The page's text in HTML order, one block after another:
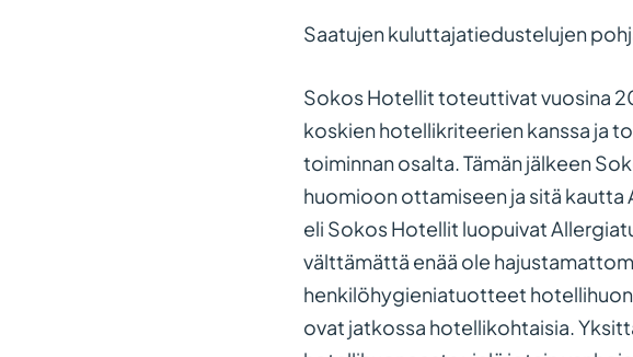
Saatujen kuluttajatiedustelujen
Sokos Hotellit toteuttivat vuosina
koskien hotellikriteerien kanssa ja
toiminnan osalta. Tämän jälkeen
huomioon ottamiseen ja sitä
eli Sokos Hotellit luopuivat
välttämättä enää ole
henkilöhygieniatuotteet
ovat jatkossa hotellikohtaisia.